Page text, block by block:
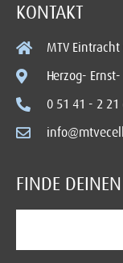
KONTAKT
MTV
Herzog-
0 51 41 - 2 21
FINDE